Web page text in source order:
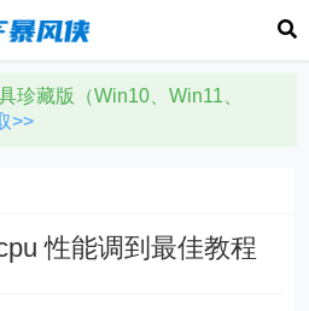
珍藏版（Win10、Win11、
>>
性能调到最佳教程